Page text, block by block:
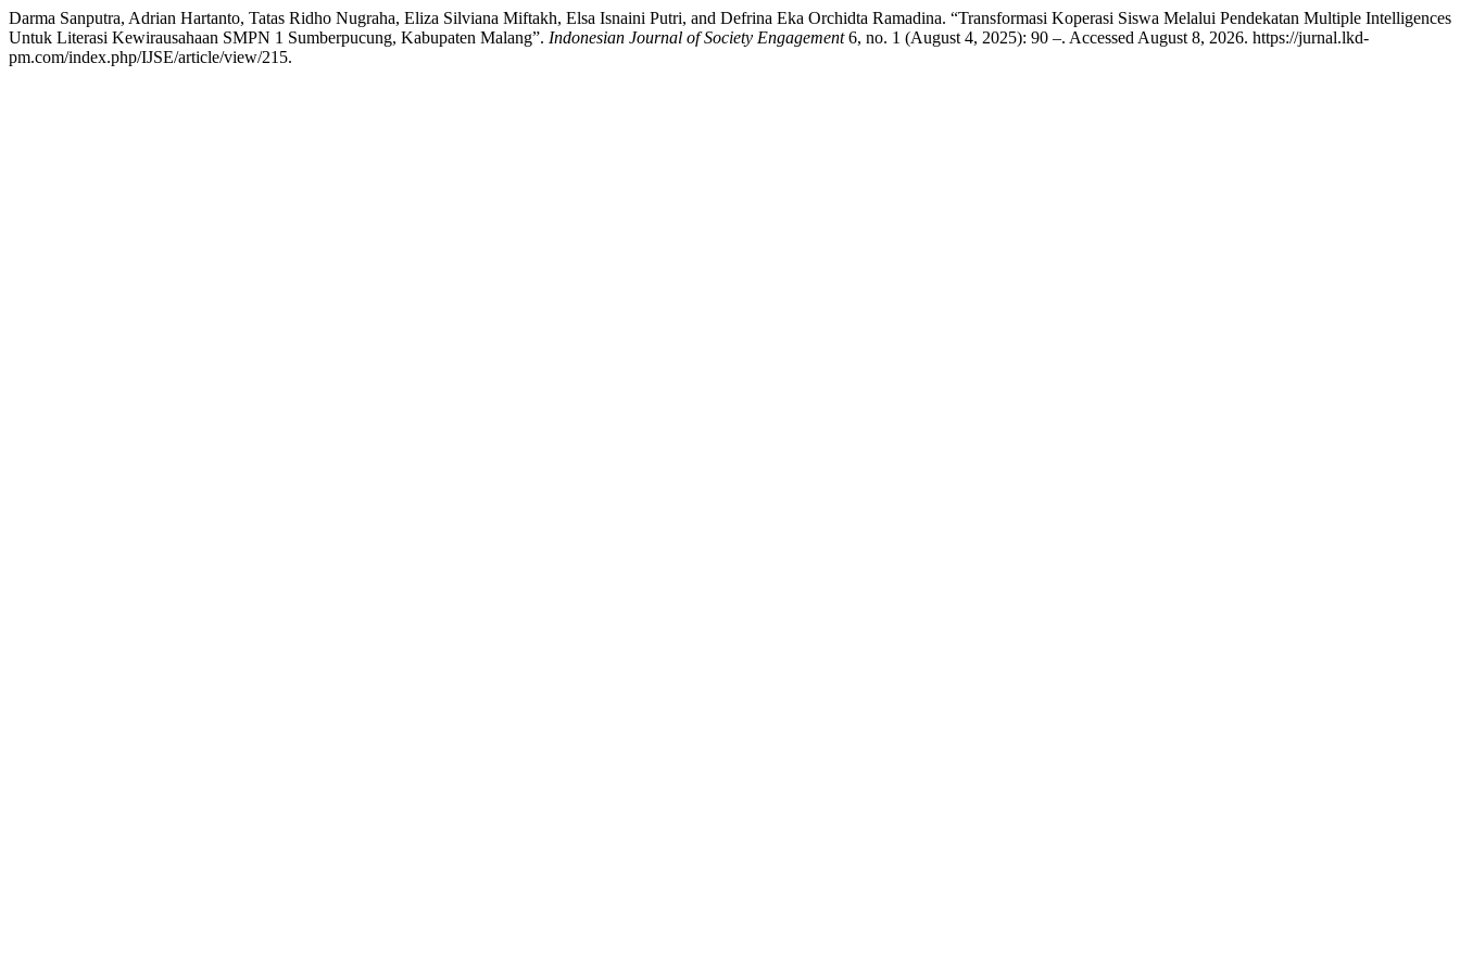
Darma Sanputra, Adrian Hartanto, Tatas Ridho Nugraha, Eliza Silviana Miftakh, Elsa Isnaini Putri, and Defrina Eka Orchidta Ramadina. “Transformasi Koperasi Siswa Melalui Pendekatan Multiple Intelligences
Untuk Literasi Kewirausahaan SMPN 1 Sumberpucung, Kabupaten Malang”. Indonesian Journal of Society Engagement6, no. 1 (August 4, 2025): 90 –. Accessed August 8, 2026. https://jurnal.lkd-
pm.com/index.php/IJSE/article/view/215.